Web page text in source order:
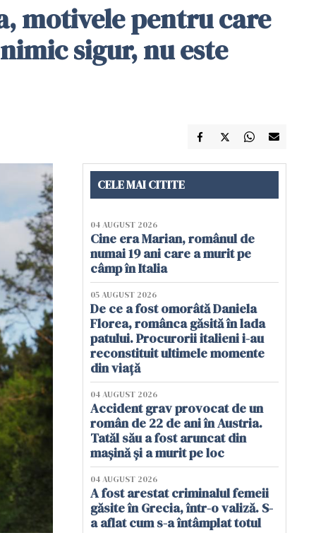
motivele pentru care
sigur, nu este
CELE MAI CITITE
04 AUGUST 2026
Cine era Marian, românul de
numai 19 ani care a murit pe
câmp în Italia
05 AUGUST 2026
De ce a fost omorâtă Daniela
Florea, românca găsită în lada
patului. Procurorii italieni i-au
reconstituit ultimele momente
din viață
04 AUGUST 2026
Accident grav provocat de un
român de 22 de ani în Austria.
Tatăl său a fost aruncat din
mașină și a murit pe loc
04 AUGUST 2026
A fost arestat criminalul femeii
găsite în Grecia, într-o valiză. S-
a aflat cum s-a întâmplat totul